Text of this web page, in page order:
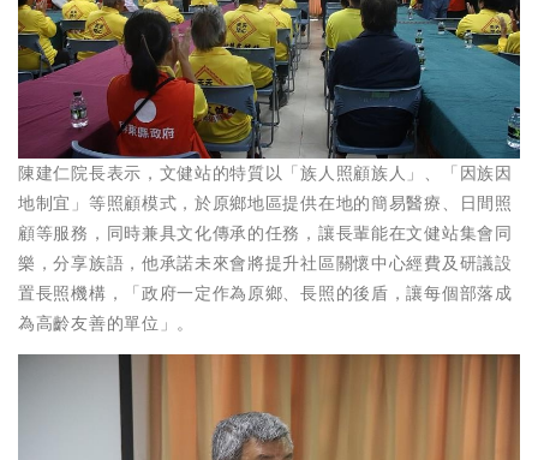
陳建仁院長表示，文健站的特質以「族人照顧族人」、「因族因
地制宜」等照顧模式，於原鄉地區提供在地的簡易醫療、日間照
顧等服務，同時兼具文化傳承的任務，讓長輩能在文健站集會同
樂，分享族語，他承諾未來會將提升社區關懷中心經費及研議設
置長照機構，「政府一定作為原鄉、長照的後盾，讓每個部落成
為高齡友善的單位」。